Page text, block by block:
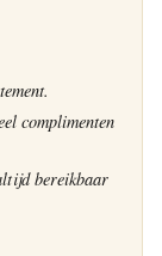
complimenten
bereikbaar